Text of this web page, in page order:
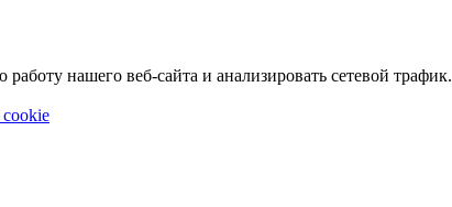
нашего веб-сайта и анализировать сетевой трафик.